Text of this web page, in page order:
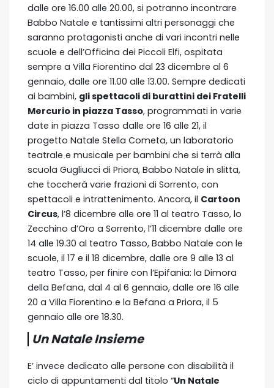
dalle ore 16.00 alle 20.00, si potranno incontrare
Babbo Natale e tantissimi altri personaggi che
saranno protagonisti anche di vari incontri nelle
scuole e dell’Officina dei Piccoli Elfi, ospitata
sempre a Villa Fiorentino dal 23 dicembre al 6
gennaio, dalle ore 11.00 alle 13.00. Sempre dedicati
ai bambini, gli spettacoli di burattini dei Fratelli
Mercurio in piazza Tasso, programmati in varie
date in piazza Tasso dalle ore 16 alle 21, il
progetto Natale Stella Cometa, un laboratorio
teatrale e musicale per bambini che si terrà alla
scuola Gugliucci di Priora, Babbo Natale in slitta,
che toccherà varie frazioni di Sorrento, con
spettacoli e intrattenimento. Ancora, il Cartoon
Circus, l’8 dicembre alle ore 11 al teatro Tasso, lo
Zecchino d’Oro a Sorrento, l’11 dicembre dalle ore
14 alle 19.30 al teatro Tasso, Babbo Natale con le
scuole, il 17 e il 18 dicembre, dalle ore 9 alle 13 al
teatro Tasso, per finire con l’Epifania: la Dimora
della Befana, dal 4 al 6 gennaio, dalle ore 16 alle
20 a Villa Fiorentino e la Befana a Priora, il 5
gennaio alle ore 18.30.
Un Natale Insieme
E’ invece dedicato alle persone con disabilità il
ciclo di appuntamenti dal titolo “Un Natale